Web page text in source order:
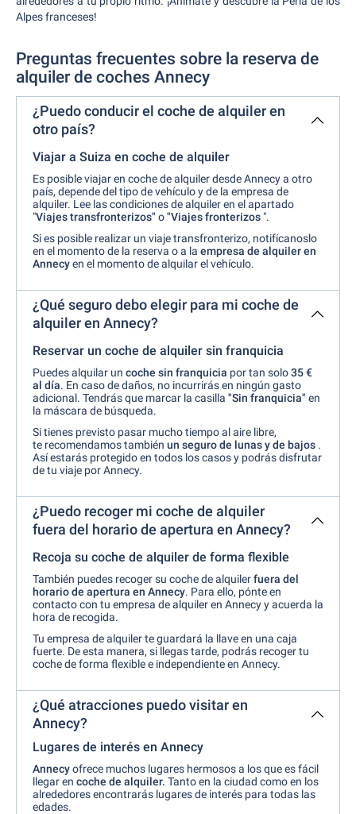
Alpes franceses!
Preguntas frecuentes sobre la reserva de
alquiler de coches Annecy
¿Puedo conducir el coche de alquiler en
otro país?
Viajar a Suiza en coche de alquiler
Es posible viajar en coche de alquiler desde Annecy a otro
país, depende del tipo de vehículo y de la empresa de
alquiler. Lee las condiciones de alquiler en el apartado
"Viajes transfronterizos" o"Viajes fronterizos ".
Si es posible realizar un viaje transfronterizo, notifícanoslo
en el momento de la reserva o a la empresa de alquiler en
Annecyen el momento de alquilar el vehículo.
¿Qué seguro debo elegir para mi coche de
alquiler en Annecy?
Reservar un coche de alquiler sin franquicia
Puedes alquilar un coche sin franquicia por tan solo35 €
al día. En caso de daños, no incurrirás en ningún gasto
adicional. Tendrás que marcar la casilla "Sin franquicia" en
la máscara de búsqueda.
Si tienes previsto pasar mucho tiempo al aire libre,
te recomendamos también un seguro de lunas y de bajos .
Así estarás protegido en todos los casos y podrás disfrutar
de tu viaje por Annecy.
¿Puedo recoger mi coche de alquiler
fuera del horario de apertura en Annecy?
Recoja su coche de alquiler de forma flexible
También puedes recoger su coche de alquilerfuera del
horario de apertura en Annecy. Para ello, pónte en
contacto con tu empresa de alquiler en Annecy y acuerda la
hora de recogida.
Tu empresa de alquiler te guardará la llave en una caja
fuerte. De esta manera, si llegas tarde, podrás recoger tu
coche de forma flexible e independiente en Annecy.
¿Qué atracciones puedo visitar en
Annecy?
Lugares de interés en Annecy
Annecyofrece muchos lugares hermosos a los que es fácil
llegar en coche de alquiler. Tanto en la ciudad como en los
alrededores encontrarás lugares de interés para todas las
edades.